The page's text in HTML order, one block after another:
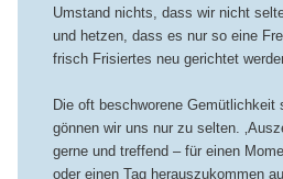
Umstand nichts, dass wir nicht
und hetzen, dass es nur so eine
frisch Frisiertes neu gerichtet
Die oft beschworene Gemütlichkeit
gönnen wir uns nur zu selten.
gerne und treffend – für einen
oder einen Tag herauszukommen